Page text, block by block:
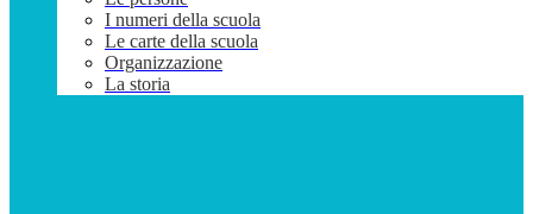
I numeri della scuola
Le carte della scuola
Organizzazione
La storia